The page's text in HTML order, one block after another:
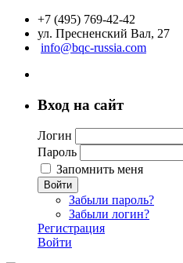
+7 (495) 769-42-42
ул. Пресненский Вал, 27
info@bqc-russia.com
Вход на сайт
Логин
Пароль
Запомнить меня
Войти
Забыли пароль?
Забыли логин?
Регистрация
Войти